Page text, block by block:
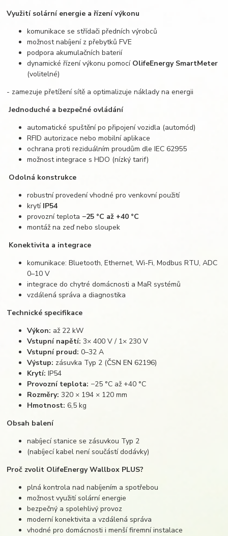
Využití solární energie a řízení výkonu
komunikace se střídači předních výrobců
možnost nabíjení z přebytků FVE
podpora akumulačních baterií
dynamické řízení výkonu pomocí OlifeEnergy SmartMeter
(volitelné)
- zamezuje přetížení sítě a optimalizuje náklady na energii
Jednoduché a bezpečné ovládání
automatické spuštění po připojení vozidla (automód)
RFID autorizace nebo mobilní aplikace
ochrana proti reziduálním proudům dle IEC 62955
možnost integrace s HDO (nízký tarif)
Odolná konstrukce
robustní provedení vhodné pro venkovní použití
krytí IP54
provozní teplota −25 °C až +40 °C
montáž na zeď nebo sloupek
Konektivita a integrace
komunikace: Bluetooth, Ethernet, Wi-Fi, Modbus RTU, ADC
0–10 V
integrace do chytré domácnosti a MaR systémů
vzdálená správa a diagnostika
Technické specifikace
Výkon: až 22 kW
Vstupní napětí: 3× 400 V / 1× 230 V
Vstupní proud: 0–32 A
Výstup: zásuvka Typ 2 (ČSN EN 62196)
Krytí: IP54
Provozní teplota: −25 °C až +40 °C
Rozměry: 320 × 194 × 120 mm
Hmotnost: 6,5 kg
Obsah balení
nabíjecí stanice se zásuvkou Typ 2
(nabíjecí kabel není součástí dodávky)
Proč zvolit OlifeEnergy Wallbox PLUS?
plná kontrola nad nabíjením a spotřebou
možnost využití solární energie
bezpečný a spolehlivý provoz
moderní konektivita a vzdálená správa
vhodné pro domácnosti i menší firemní instalace